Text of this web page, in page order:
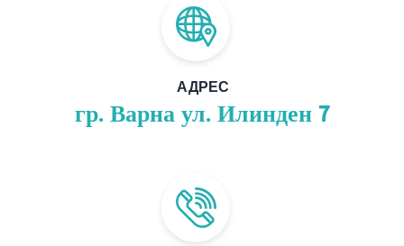
АДРЕС
гр. Варна ул. Илинден 7